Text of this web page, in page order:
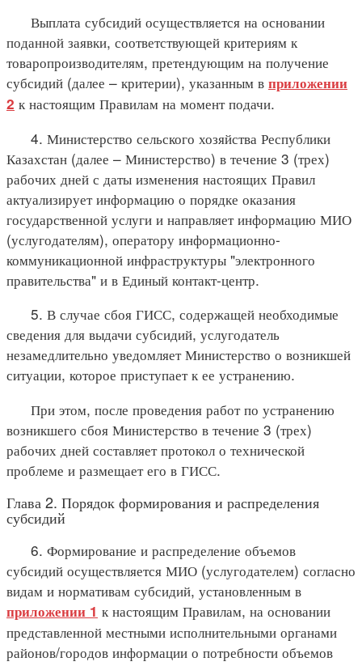
Выплата субсидий осуществляется на основании
поданной заявки, соответствующей критериям к
товаропроизводителям, претендующим на получение
субсидий (далее – критерии), указанным в приложении
2 к настоящим Правилам на момент подачи.
4. Министерство сельского хозяйства Республики
Казахстан (далее – Министерство) в течение 3 (трех)
рабочих дней с даты изменения настоящих Правил
актуализирует информацию о порядке оказания
государственной услуги и направляет информацию МИО
(услугодателям), оператору информационно-
коммуникационной инфраструктуры "электронного
правительства" и в Единый контакт-центр.
5. В случае сбоя ГИСС, содержащей необходимые
сведения для выдачи субсидий, услугодатель
незамедлительно уведомляет Министерство о возникшей
ситуации, которое приступает к ее устранению.
При этом, после проведения работ по устранению
возникшего сбоя Министерство в течение 3 (трех)
рабочих дней составляет протокол о технической
проблеме и размещает его в ГИСС.
Глава 2. Порядок формирования и распределения
субсидий
6. Формирование и распределение объемов
субсидий осуществляется МИО (услугодателем) согласно
видам и нормативам субсидий, установленным в
приложении 1 к настоящим Правилам, на основании
представленной местными исполнительными органами
районов/городов информации о потребности объемов